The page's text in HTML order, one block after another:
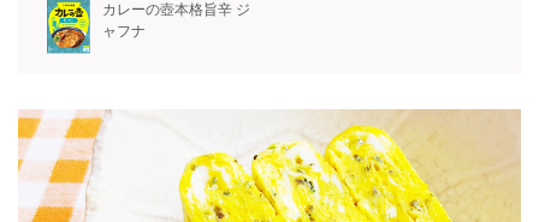
カレーの壺本格旨辛 ジ
ャフナ